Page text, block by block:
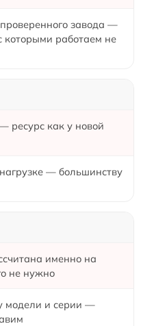
завода —
которыми работаем не
ресурс как у новой
— большинству
именно на
не нужно
модели и серии —